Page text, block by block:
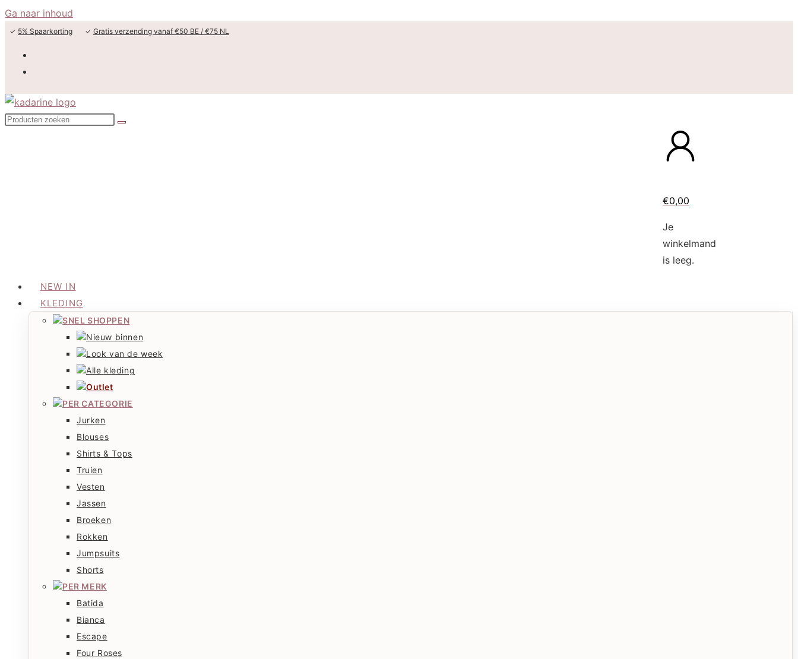
Ga naar inhoud
✓ 5% Spaarkorting ✓ Gratis verzending vanaf €50 BE / €75 NL
€0,00
Je
winkelmand
is leeg.
NEW IN
KLEDING
SNEL SHOPPEN
Nieuw binnen
Look van de week
Alle kleding
Outlet
PER CATEGORIE
Jurken
Blouses
Shirts & Tops
Truien
Vesten
Jassen
Broeken
Rokken
Jumpsuits
Shorts
PER MERK
Batida
Bianca
Escape
Four Roses